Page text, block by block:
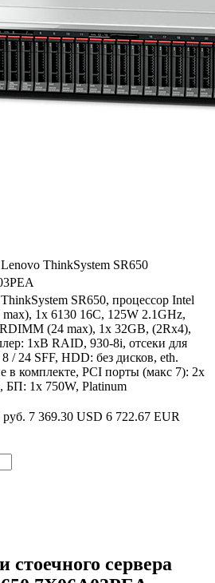
ThinkSystem SR650
SR650, процессор Intel
max), 1x 6130 16C, 125W 2.1GHz,
(24 max), 1x 32GB, (2Rx4),
1xВ RAID, 930-8i, отсеки для
8 / 24 SFF, HDD: без дисков, eth.
в комплекте, PCI порты (макс 7): 2x
БП: 1x 750W, Platinum
руб. 7 369.30 USD 6 722.67 EUR
стоечного сервера